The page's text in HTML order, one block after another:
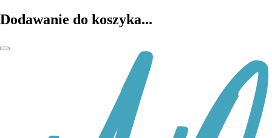
Dodawanie do koszyka...